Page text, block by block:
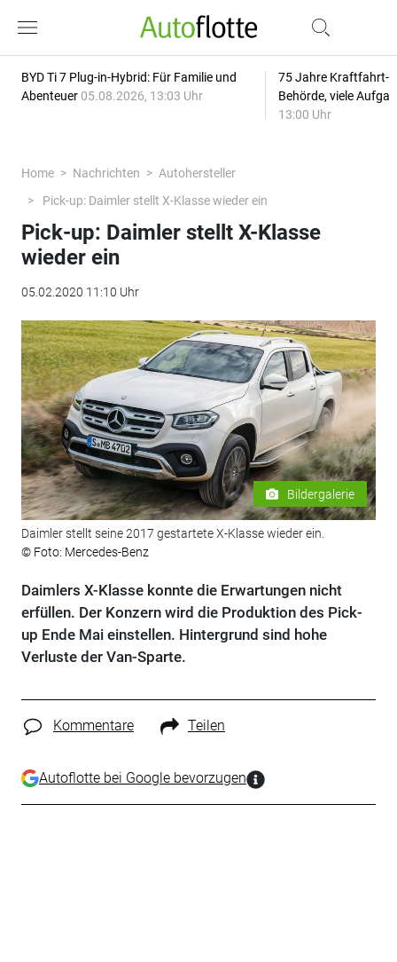
BYD Ti 7 Plug-in-Hybrid: Für Familie und
Abenteuer 05.08.2026, 13:03 Uhr
75 Jahre Kraftfahrt-
Behörde, viele
13:00 Uhr
Home Nachrichten
Autohersteller
Pick-up: Daimler stellt X-Klasse wieder ein
Pick-up: Daimler stellt X-Klasse
wieder ein
05.02.2020 11:10 Uhr
Bildergalerie
Daimler stellt seine 2017 gestartete X-Klasse wieder ein.
© Foto: Mercedes-Benz
Daimlers X-Klasse konnte die Erwartungen nicht
erfüllen. Der Konzern wird die Produktion des Pick-
up Ende Mai einstellen. Hintergrund sind hohe
Verluste der Van-Sparte.
Kommentare Teilen
Autoflotte bei Google bevorzugen